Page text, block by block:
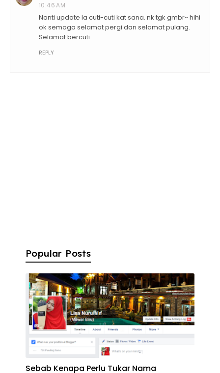
10:46 AM
Nanti update la cuti-cuti kat sana. nk tgk gmbr~ hihi
ok semoga selamat pergi dan selamat pulang.
Selamat bercuti
REPLY
Popular Posts
Sebab Kenapa Perlu Tukar Nama